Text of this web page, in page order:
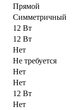
Прямой
Симметричный
12 Вт
12 Вт
Нет
Не требуется
Нет
Нет
12 Вт
Нет